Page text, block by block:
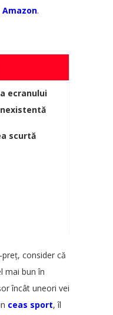
Amazon.
ecranului
scurtă
consider că
mai bun în
încât uneori vei
ceas sport, îl